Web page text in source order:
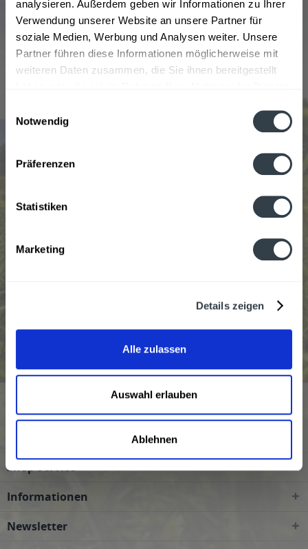
analysieren. Außerdem geben wir Informationen zu Ihrer
Verwendung unserer Website an unsere Partner für
soziale Medien, Werbung und Analysen weiter. Unsere
Partner führen diese Informationen möglicherweise mit
weiteren Daten zusammen, die Sie ihnen bereitgestellt
Notwendig
Präferenzen
Statistiken
Marketing
Details zeigen
Alle zulassen
Auswahl erlauben
Ablehnen
Norwegen verlagert, dies war auch möglich, weil die
Zollbestimmungen einen Import inzwischen nicht mehr
erschweren. Malteserkreuz Aquavit ist seit 1924
erhältlich und hat einen Alkoholgehalt von 40 % Vol.,
Malteser Bitter war zwischen 2007 und 2010 erhältlich,
75-Jährigen Jubiläum wurde Malteserkreuz No. 2 ab
1999 produziert. 2009 wurde diese Produktion aber
Beliebtheit
Aalborg Malteserkreuz Aquavit wird in den folgenden
Regionen, Städten, Orten und Postleitzahl-Gebieten
Kundenmeinungen
Shop Service
Informationen
Newsletter